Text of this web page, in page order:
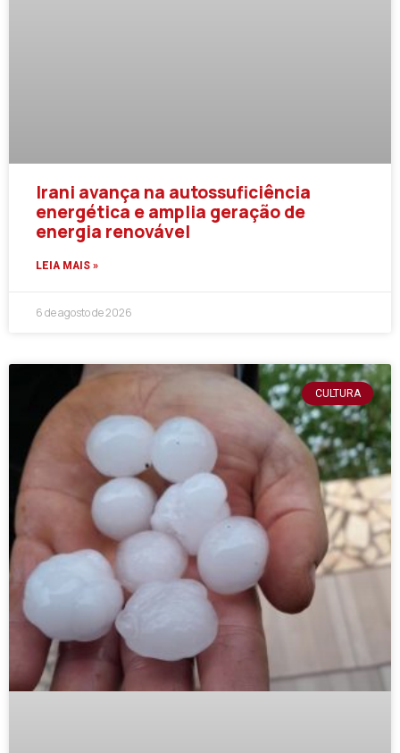
Irani avança na autossuficiência
energética e amplia geração de
energia renovável
LEIA MAIS »
6 de agosto de 2026
CULTURA